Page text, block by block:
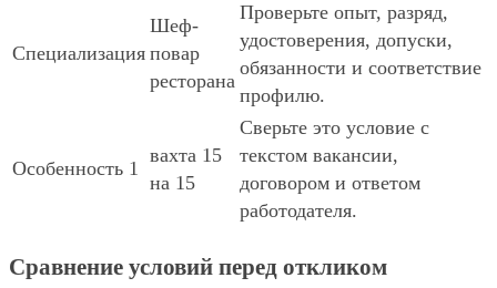
Специализация
Шеф-
повар
ресторана
Проверьте опыт, разряд,
удостоверения, допуски,
обязанности и соответствие
профилю.
Особенность 1
вахта 15
на 15
Сверьте это условие с
текстом вакансии,
договором и ответом
работодателя.
Сравнение условий перед откликом